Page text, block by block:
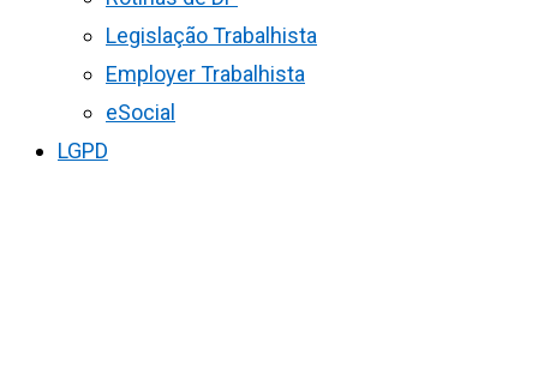
Legislação Trabalhista
Employer Trabalhista
eSocial
LGPD